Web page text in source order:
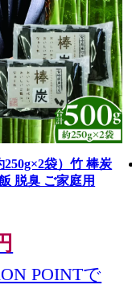
250g×2袋）竹 棒炭
脱臭 ご家庭用
POINTで